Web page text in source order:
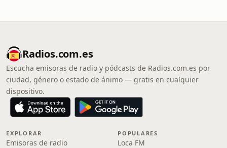
Radios.com.es
Escucha emisoras de radio y pódcasts de Radios.com.es por
ciudad, género o estado de ánimo — gratis en cualquier
dispositivo.
EXPLORAR
Emisoras de radio
POPULARES
Loca FM